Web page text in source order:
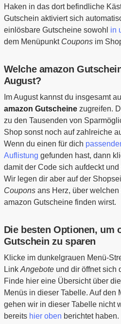
Haken in das dort befindliche
Gutschein aktiviert sich
einlösbare Gutscheine sowohl in
dem Menüpunkt Couponsim
Welche amazon
August?
Im August kannst du insgesamt
amazon Gutscheinezugreifen.
zu den Tausenden von
Shop sonst noch auf zahlreiche
Wenn du einen für dich
Auflistung gefunden hast, dann
damit der Code sich aufdeckt
Wir legen dir aber auf der
Couponsans Herz, über
amazon Gutscheine finden wirst.
Die besten Optionen, um
Gutschein zu sparen
Klicke im dunkelgrauen Menü-
Link Angeboteund dir öffnet sich
Finde hier eine Übersicht über
Menüs in dieser Tabelle. Auf den
gehen wir in dieser Tabelle nicht
bereits hier oben berichtet haben.